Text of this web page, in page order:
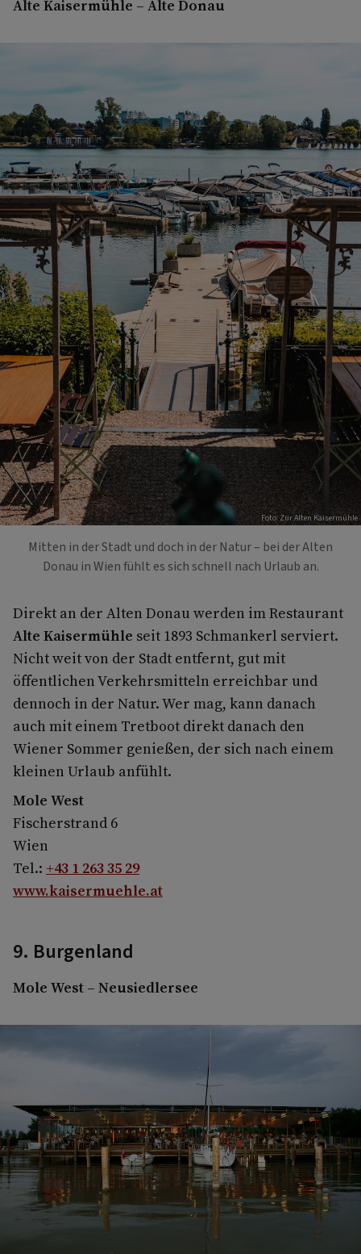
Alte Kaisermühle – Alte Donau
Foto: Zur Alten Kaisermühle
Mitten in der Stadt und doch in der Natur – bei der Alten
Donau in Wien fühlt es sich schnell nach Urlaub an.
Direkt an der Alten Donau werden im Restaurant
Alte Kaisermühle seit 1893 Schmankerl serviert.
Nicht weit von der Stadt entfernt, gut mit
öffentlichen Verkehrsmitteln erreichbar und
dennoch in der Natur. Wer mag, kann danach
auch mit einem Tretboot direkt danach den
Wiener Sommer genießen, der sich nach einem
kleinen Urlaub anfühlt.
Mole West
Fischerstrand 6
Wien
Tel.: +43 1 263 35 29
www.kaisermuehle.at
9. Burgenland
Mole West – Neusiedlersee